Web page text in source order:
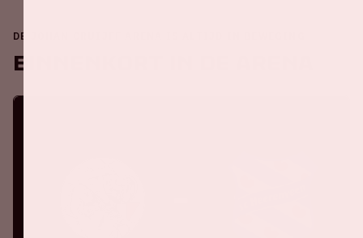
DE JOHAN CRUIJFF ARENA IS ALTIJD IN BEWEGING
Binnenkort in de ArenA